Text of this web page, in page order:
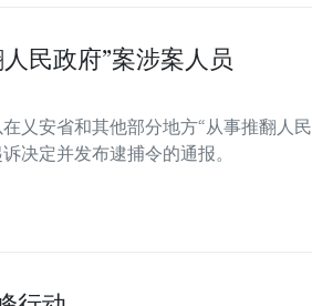
民政府”案涉案人员
乂安省和其他部分地方“从事推翻人民
决定并发布逮捕令的通报。